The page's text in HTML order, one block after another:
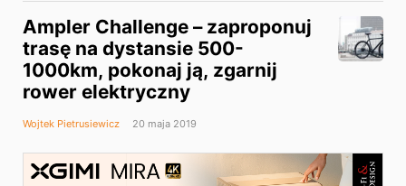
Ampler Challenge – zaproponuj
trasę na dystansie 500-
1000km, pokonaj ją, zgarnij
rower elektryczny
Wojtek Pietrusiewicz 20 maja 2019